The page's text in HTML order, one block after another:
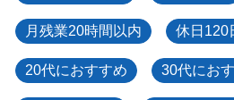
月残業20時間以内 休日120
20代におすすめ 30代にお